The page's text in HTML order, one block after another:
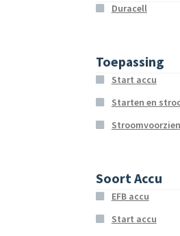
Duracell
Toepassing
Start accu
Starten en
Soort Accu
EFB accu
Start accu